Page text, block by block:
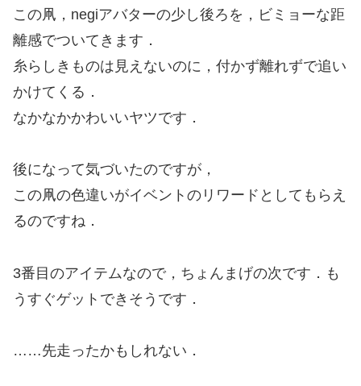
この凧，negiアバターの少し後ろを，ビミョーな距
離感でついてきます．
糸らしきものは見えないのに，付かず離れずで追い
かけてくる．
なかなかかわいいヤツです．
後になって気づいたのですが，
この凧の色違いがイベントのリワードとしてもらえ
るのですね．
3番目のアイテムなので，ちょんまげの次です．も
うすぐゲットできそうです．
……先走ったかもしれない．